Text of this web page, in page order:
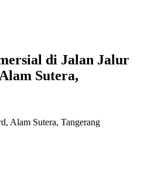
di Jalan Jalur
Sutera,
Alam Sutera, Tangerang